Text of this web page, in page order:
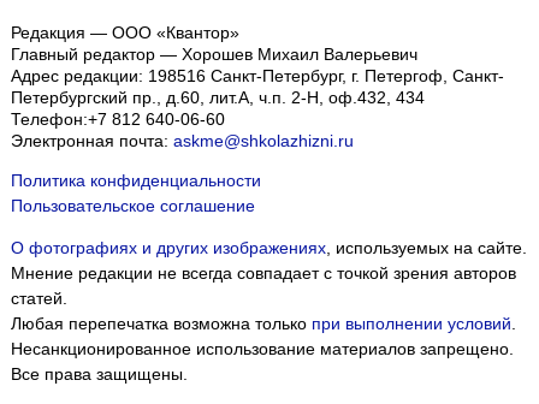
Редакция — ООО «Квантор»
Главный редактор — Хорошев Михаил Валерьевич
Адрес редакции: 198516 Санкт-Петербург, г. Петергоф Санкт-
Петербургский пр., д.60, лит.А, ч.п. 2-Н, оф.432, 434
Телефон:+7 812 640-06-60
Электронная почта: askme@shkolazhizni.ru
Политика конфиденциальности
Пользовательское соглашение
О фотографиях и других изображениях, используемых на сайте.
Мнение редакции не всегда совпадает с точкой зрения авторов
статей.
Любая перепечатка возможна только при выполнении условий
Несанкционированное использование материалов запрещено.
Все права защищены.